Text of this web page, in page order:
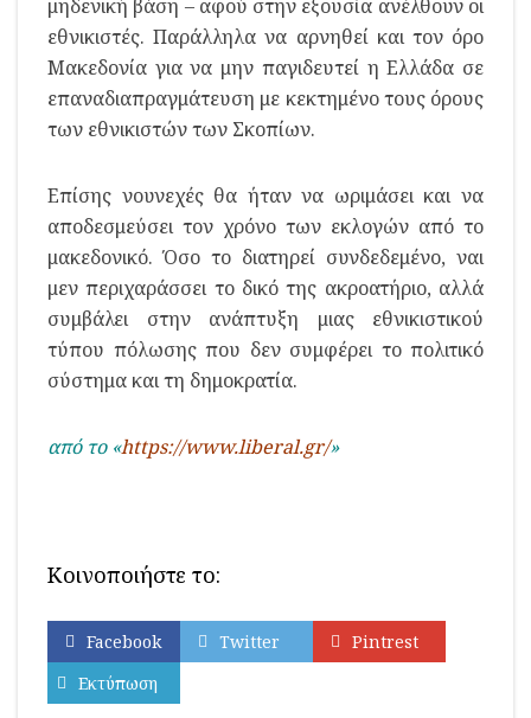
μηδενική βάση – αφού στην εξουσία ανέλθουν οι
εθνικιστές. Παράλληλα να αρνηθεί και τον όρο
Μακεδονία για να μην παγιδευτεί η Ελλάδα σε
επαναδιαπραγμάτευση με κεκτημένο τους όρους
των εθνικιστών των Σκοπίων.
Επίσης νουνεχές θα ήταν να ωριμάσει και να
αποδεσμεύσει τον χρόνο των εκλογών από το
μακεδονικό. Όσο το διατηρεί συνδεδεμένο, ναι
μεν περιχαράσσει το δικό της ακροατήριο, αλλά
συμβάλει στην ανάπτυξη μιας εθνικιστικού
τύπου πόλωσης που δεν συμφέρει το πολιτικό
σύστημα και τη δημοκρατία.
από το «https://www.liberal.gr/»
Κοινοποιήστε το:
Facebook Twitter
Pintrest
Εκτύπωση